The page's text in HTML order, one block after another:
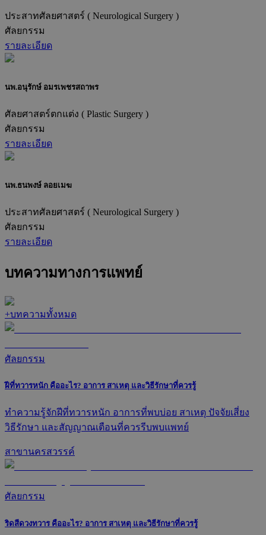
ประสาทศัลยศาสตร์ ( Neurological Surgery )
ศัลยกรรม
รายละเอียด
นพ.อนุรักษ์ อมรเพชรสถาพร
ศัลยศาสตร์ตกแต่ง ( Plastic Surgery )
ศัลยกรรม
รายละเอียด
นพ.ธนพงษ์ ลอยเมฆ
ประสาทศัลยศาสตร์ ( Neurological Surgery )
ศัลยกรรม
รายละเอียด
บทความทางการแพทย์
+บทความทั้งหมด
ศัลยกรรม
ฝีที่ทวารหนัก คืออะไร? อาการ สาเหตุ และวิธีรักษาที่ควรรู้
ทำความรู้จักฝีที่ทวารหนัก อาการที่พบบ่อย สาเหตุ ปัจจัยเสี่ยง
วิธีรักษา และสัญญาณเตือนที่ควรรีบพบแพทย์
สาขานครสวรรค์
ศัลยกรรม
ริดสีดวงทวาร คืออะไร? อาการ สาเหตุ และวิธีรักษาที่ควรรู้